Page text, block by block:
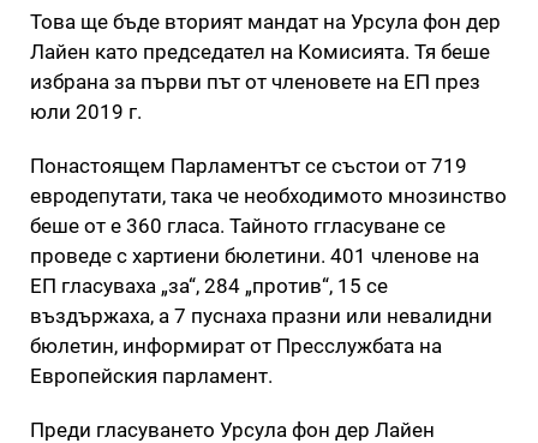
Това ще бъде вторият мандат на Урсула фон дер
Лайен като председател на Комисията. Тя беше
избрана за първи път от членовете на ЕП през
юли 2019 г.
Понастоящем Парламентът се състои от 719
евродепутати, така че необходимото мнозинство
беше от е 360 гласа. Тайното ггласуване се
проведе с хартиени бюлетини. 401 членове на
ЕП гласуваха „за“, 284 „против“, 15 се
въздържаха, а 7 пуснаха празни или невалидни
бюлетин, информират от Пресслужбата на
Европейския парламент.
Преди гласуването Урсула фон дер Лайен